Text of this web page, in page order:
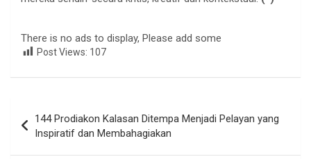
There is no ads to display, Please add some
Post Views: 107
pos
144 Prodiakon Kalasan Ditempa Menjadi Pelayan yang
Inspiratif dan Membahagiakan